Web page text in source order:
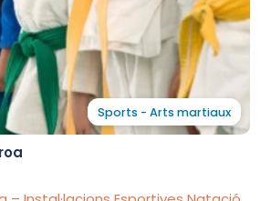
Sports - Arts martiaux